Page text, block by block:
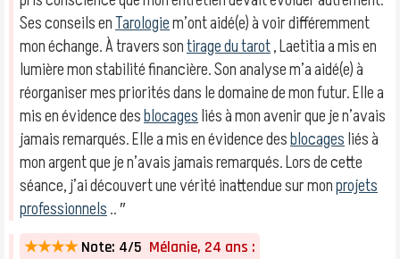
Ses conseils enTarologiem’ont aidé(e) à voir différemment
mon échange. À travers sontirage du tarot, Laetitia a mis en
lumière mon stabilité financière. Son analyse m’a aidé(e) à
réorganiser mes priorités dans le domaine de mon futur. Elle a
mis en évidence desblocagesliés à mon avenir que je n’avais
jamais remarqués. Elle a mis en évidence desblocagesliés à
mon argent que je n’avais jamais remarqués. Lors de cette
séance, j’ai découvert une vérité inattendue sur monprojets
professionnels.. ″
★★★★ Note: 4/5 Mélanie, 24 ans :